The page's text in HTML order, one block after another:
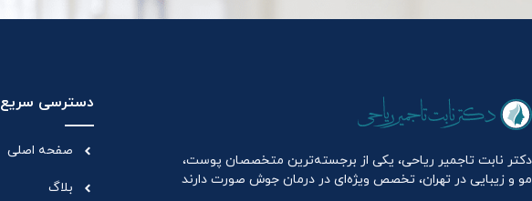
دکتر نابت تاجمیر ریاحی، یکی از برجسته‌ترین متخصصان پوست،
مو و زیبایی در تهران، تخصص ویژه‌ای در درمان جوش صورت دارند
دسترسی سریع
صفحه اصلی
بلاگ